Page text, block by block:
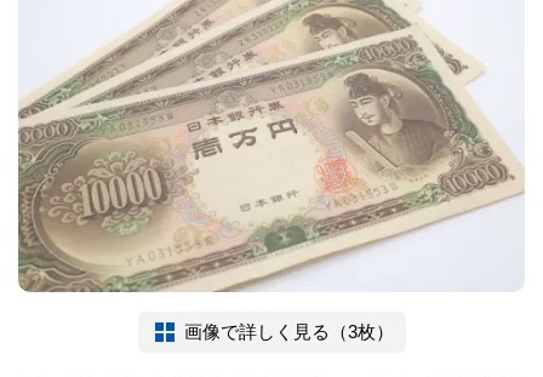
画像で詳しく見る（3枚）